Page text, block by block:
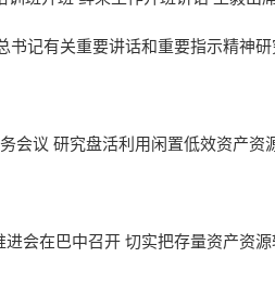
书记有关重要讲话和重要指示精神
会议 研究盘活利用闲置低效资产资
会在巴中召开 切实把存量资产资